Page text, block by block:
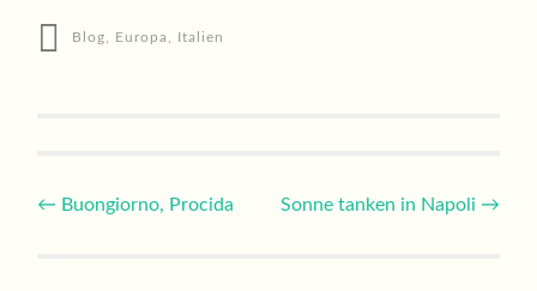
Blog Europa Italien
Beitragsnavigation
← Buongiorno, Procida Sonne tanken in Napoli →